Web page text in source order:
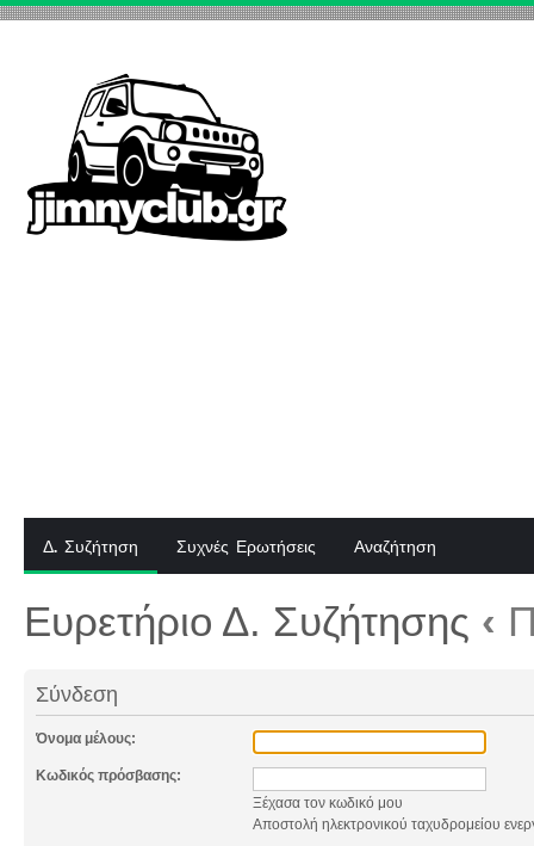
Δ. Συζήτηση Συχνές Ερωτήσεις Αναζήτηση
Ευρετήριο Δ. Συζήτησης ‹
Σύνδεση
Όνομα μέλους:
Κωδικός πρόσβασης:
Ξέχασα τον κωδικό μου
Αποστολή ηλεκτρονικού ταχυδρομείου